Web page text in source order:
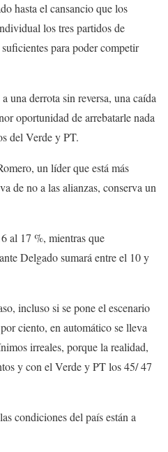
hasta el cansancio que los
los tres partidos de
para poder competir
una derrota sin reversa, una caída
oportunidad de arrebatarle nada
del Verde y PT.
un líder que está más
de no a las alianzas, conserva un
al 17 %, mientras que
Delgado sumará entre el 10 y
incluso si se pone el escenario
ciento, en automático se lleva
irreales, porque la realidad,
y con el Verde y PT los 45/ 47
condiciones del país están a